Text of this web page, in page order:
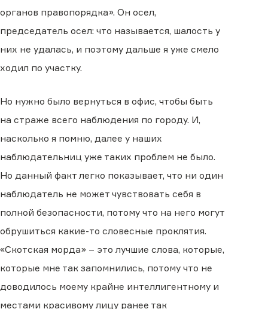
органов правопорядка». Он осел,
председатель осел: что называется, шалость у
них не удалась, и поэтому дальше я уже смело
ходил по участку.
Но нужно было вернуться в офис, чтобы быть
на страже всего наблюдения по городу. И,
насколько я помню, далее у наших
наблюдательниц уже таких проблем не было.
Но данный факт легко показывает, что ни один
наблюдатель не может чувствовать себя в
полной безопасности, потому что на него могут
обрушиться какие-то словесные проклятия.
«Скотская морда» – это лучшие слова, которые,
которые мне так запомнились, потому что не
доводилось моему крайне интеллигентному и
местами красивому лицу ранее так